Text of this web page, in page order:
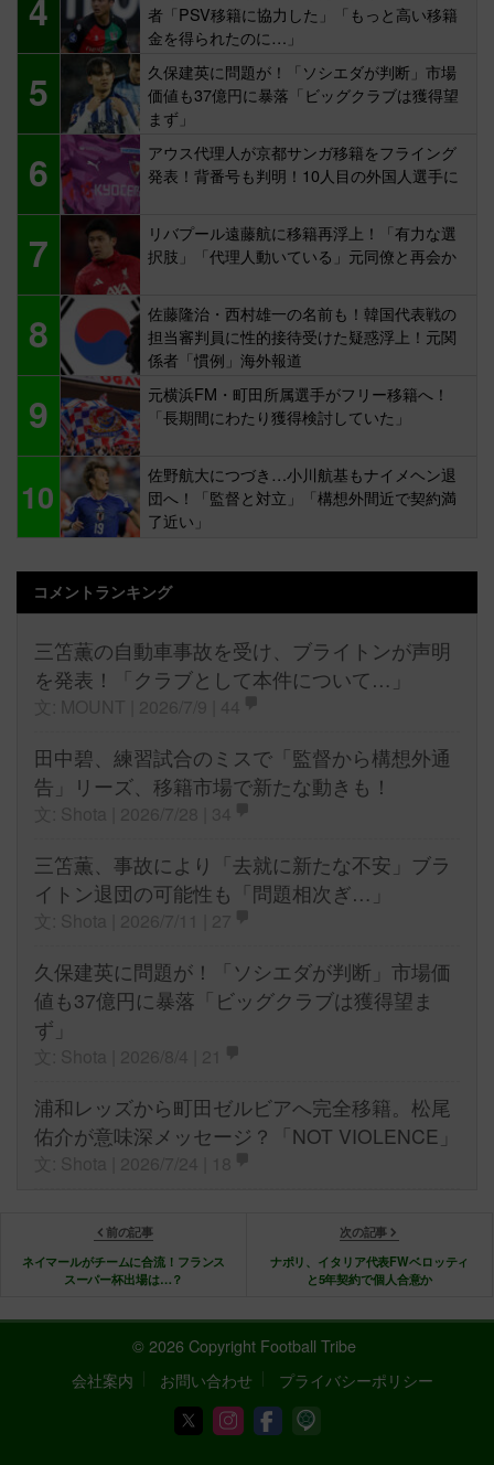
4
者「PSV移籍に協力した」「もっと高い移籍
金を得られたのに…」
5
久保建英に問題が！「ソシエダが判断」市場
価値も37億円に暴落「ビッグクラブは獲得望
まず」
6
アウス代理人が京都サンガ移籍をフライング
発表！背番号も判明！10人目の外国人選手に
7
リバプール遠藤航に移籍再浮上！「有力な選
択肢」「代理人動いている」元同僚と再会か
8
佐藤隆治・西村雄一の名前も！韓国代表戦の
担当審判員に性的接待受けた疑惑浮上！元関
係者「慣例」海外報道
9
元横浜FM・町田所属選手がフリー移籍へ！
「長期間にわたり獲得検討していた」
10
佐野航大につづき…小川航基もナイメヘン退
団へ！「監督と対立」「構想外間近で契約満
了近い」
コメントランキング
三笘薫の自動車事故を受け、ブライトンが声明
を発表！「クラブとして本件について…」
田中碧、練習試合のミスで「監督から構想外通
告」リーズ、移籍市場で新たな動きも！
三笘薫、事故により「去就に新たな不安」ブラ
イトン退団の可能性も「問題相次ぎ…」
久保建英に問題が！「ソシエダが判断」市場価
値も37億円に暴落「ビッグクラブは獲得望ま
ず」
浦和レッズから町田ゼルビアへ完全移籍。松尾
佑介が意味深メッセージ？「NOT VIOLENCE」
前の記事
ネイマールがチームに合流！フランス
スーパー杯出場は…？
次の記事
ナポリ、イタリア代表FWベロッティ
と5年契約で個人合意か
© 2026 Copyright Football Tribe
会社案内
お問い合わせ プライバシーポリシー